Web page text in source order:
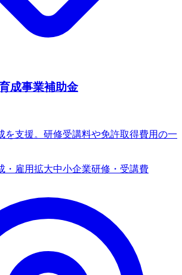
成事業補助金
を支援。研修受講料や免許取得費用の一
・雇用拡大中小企業研修・受講費